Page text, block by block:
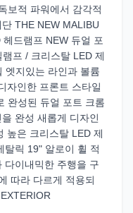
보적 파워에서 감각적
THE NEW MALIBU
드램프 NEW 듀얼 포
프 / 크리스탈 LED 제
엣지있는 라인과 볼륨
자인한 프론트 스타일
완성된 듀얼 포트 크롬
완성 새롭게 디자인
높은 크리스탈 LED 제
탈릭 19" 알로이 휠 적
다이내믹한 주행을 구
따라 다르게 적용되